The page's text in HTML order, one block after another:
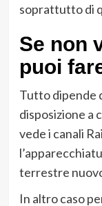
soprattutto di
Se non
puoi
Tutto dipende
disposizione a
vede i canali
terrestre
In altro caso